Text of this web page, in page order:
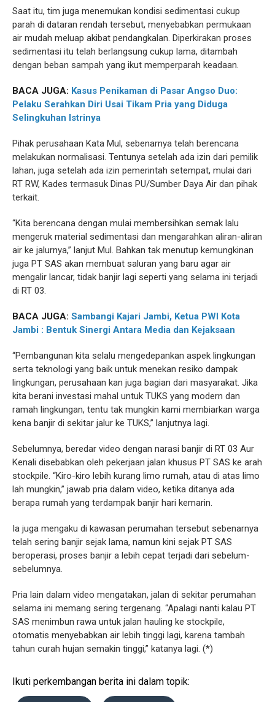
Saat itu, tim juga menemukan kondisi sedimentasi cukup
parah di dataran rendah tersebut, menyebabkan permukaan
air mudah meluap akibat pendangkalan. Diperkirakan proses
sedimentasi itu telah berlangsung cukup lama, ditambah
dengan beban sampah yang ikut memperparah keadaan.
BACA JUGA: Kasus Penikaman di Pasar Angso Duo:
Pelaku Serahkan Diri Usai Tikam Pria yang Diduga
Selingkuhan Istrinya
Pihak perusahaan Kata Mul, sebenarnya telah berencana
melakukan normalisasi. Tentunya setelah ada izin dari pemilik
lahan, juga setelah ada izin pemerintah setempat, mulai dari
RT RW, Kades termasuk Dinas PU/Sumber Daya Air dan pihak
terkait.
“Kita berencana dengan mulai membersihkan semak lalu
mengeruk material sedimentasi dan mengarahkan aliran-aliran
air ke jalurnya,” lanjut Mul. Bahkan tak menutup kemungkinan
juga PT SAS akan membuat saluran yang baru agar air
mengalir lancar, tidak banjir lagi seperti yang selama ini terjadi
di RT 03.
BACA JUGA: Sambangi Kajari Jambi, Ketua PWI Kota
Jambi : Bentuk Sinergi Antara Media dan Kejaksaan
“Pembangunan kita selalu mengedepankan aspek lingkungan
serta teknologi yang baik untuk menekan resiko dampak
lingkungan, perusahaan kan juga bagian dari masyarakat. Jika
kita berani investasi mahal untuk TUKS yang modern dan
ramah lingkungan, tentu tak mungkin kami membiarkan warga
kena banjir di sekitar jalur ke TUKS,” lanjutnya lagi.
Sebelumnya, beredar video dengan narasi banjir di RT 03 Aur
Kenali disebabkan oleh pekerjaan jalan khusus PT SAS ke arah
stockpile. “Kiro-kiro lebih kurang limo rumah, atau di atas limo
lah mungkin,” jawab pria dalam video, ketika ditanya ada
berapa rumah yang terdampak banjir hari kemarin.
Ia juga mengaku di kawasan perumahan tersebut sebenarnya
telah sering banjir sejak lama, namun kini sejak PT SAS
beroperasi, proses banjir a lebih cepat terjadi dari sebelum-
sebelumnya.
Pria lain dalam video mengatakan, jalan di sekitar perumahan
selama ini memang sering tergenang. “Apalagi nanti kalau PT
SAS menimbun rawa untuk jalan hauling ke stockpile,
otomatis menyebabkan air lebih tinggi lagi, karena tambah
tahun curah hujan semakin tinggi,” katanya lagi. (*)
Ikuti perkembangan berita ini dalam topik: